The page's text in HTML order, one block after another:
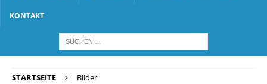
KONTAKT
STARTSEITE Bilder